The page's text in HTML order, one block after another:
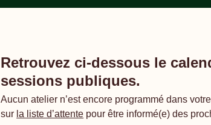
Retrouvez ci-dessous le
sessions publiques.
Aucun atelier n’est encore programmé dans
sur la liste d’attente pour être informé(e) des